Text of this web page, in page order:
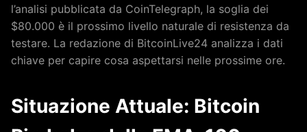
l’analisi pubblicata da CoinTelegraph, la soglia dei
$80.000 è il prossimo livello naturale di resistenza da
testare. La redazione di BitcoinLive24 analizza i dati
chiave per capire cosa aspettarsi nelle prossime ore.
Situazione Attuale: Bitcoin